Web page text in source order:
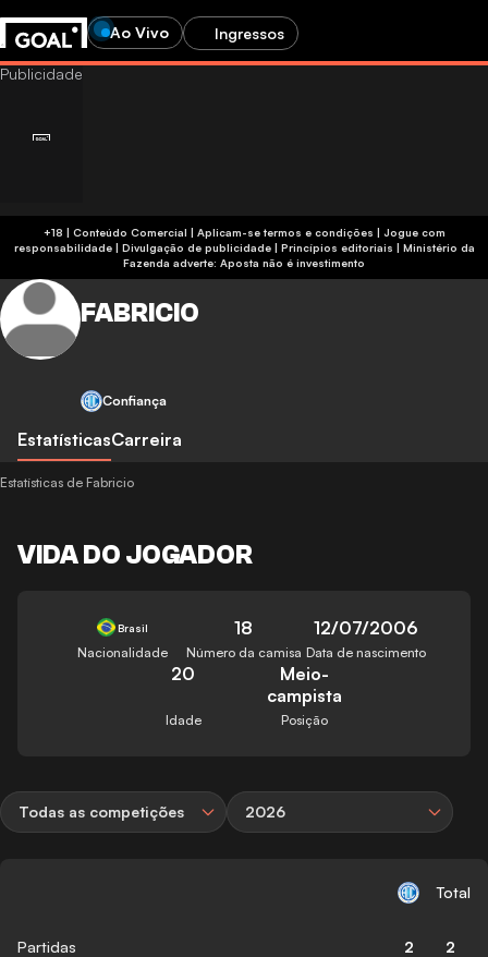
Ao Vivo Ingressos
+18 | Conteúdo Comercial | Aplicam-se termos e condições | Jogue com
responsabilidade| Divulgação de publicidade| Princípios editoriais | Ministério da
Fazenda adverte: Aposta não é investimento
FABRICIO
Confiança
EstatísticasCarreira
Estatísticas de Fabricio
VIDA DO JOGADOR
Brasil
Nacionalidade
18
Número da camisa
12/07/2006
Data de nascimento
20
Idade
Meio-
campista
Posição
Todas as competições 2026
Total
Partidas 2 2